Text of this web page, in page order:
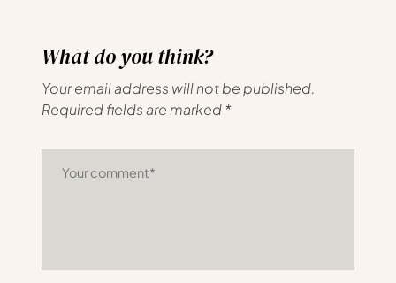
What do you think?
Your email address will not be published.
Required fields are marked*